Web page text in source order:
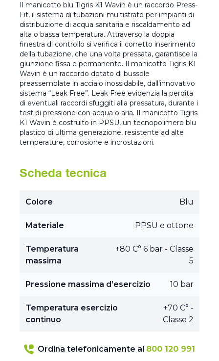
Il manicotto blu Tigris K1 Wavin è un raccordo Press-
Fit, il sistema di tubazioni multistrato per impianti di
distribuzione di acqua sanitaria e riscaldamento ad
alta o bassa temperatura. Attraverso la doppia
finestra di controllo si verifica il corretto inserimento
della tubazione, che una volta pressata, garantisce la
giunzione fissa e permanente. Il manicotto Tigris K1
Wavin è un raccordo dotato di bussole
preassemblate in acciaio inossidabile, dall’innovativo
sistema “Leak Free”. Leak Free evidenzia la perdita
di eventuali raccordi sfuggiti alla pressatura, durante i
test di pressione con acqua o aria. Il manicotto Tigris
K1 Wavin è costruito in PPSU, un tecnopolimero blu
plastico di ultima generazione, resistente ad alte
temperature, corrosione e incrostazioni.
Scheda tecnica
Colore Blu
Materiale PPSU e ottone
Temperatura
massima
+80 C° 6 bar - Classe
5
Pressione massima d’esercizio 10 bar
Temperatura esercizio
continuo
+70 C° -
Classe 2
Ordina telefonicamente al 800 120 991